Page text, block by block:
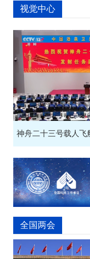
视觉中心
神舟二十三号载人
全国两会